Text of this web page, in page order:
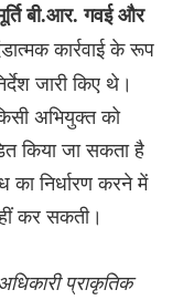
बी.आर. गवई और
कार्रवाई के रूप
जारी किए थे।
अभियुक्त को
किया जा सकता है
का निर्धारण करने में
कर सकती।
प्राकृतिक